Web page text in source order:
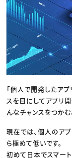
「個人で開発したア
スを目にしてアプリ
んなチャンスをつか
現在では、個人のア
ら極めて低いです。
初めて日本でスマー